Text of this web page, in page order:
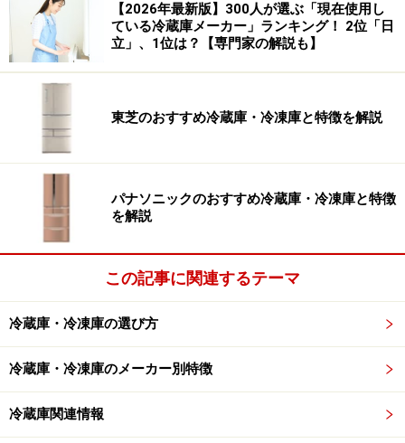
【2026年最新版】300人が選ぶ「現在使用し
ている冷蔵庫メーカー」ランキング！ 2位「日
立」、1位は？【専門家の解説も】
東芝のおすすめ冷蔵庫・冷凍庫と特徴を解説
パナソニックのおすすめ冷蔵庫・冷凍庫と特徴
を解説
この記事に関連するテーマ
冷蔵庫・冷凍庫の選び方
冷蔵庫・冷凍庫のメーカー別特徴
冷蔵庫関連情報